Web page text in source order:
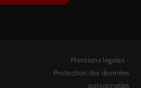
Mentions légales -
Protection des données
personnelles